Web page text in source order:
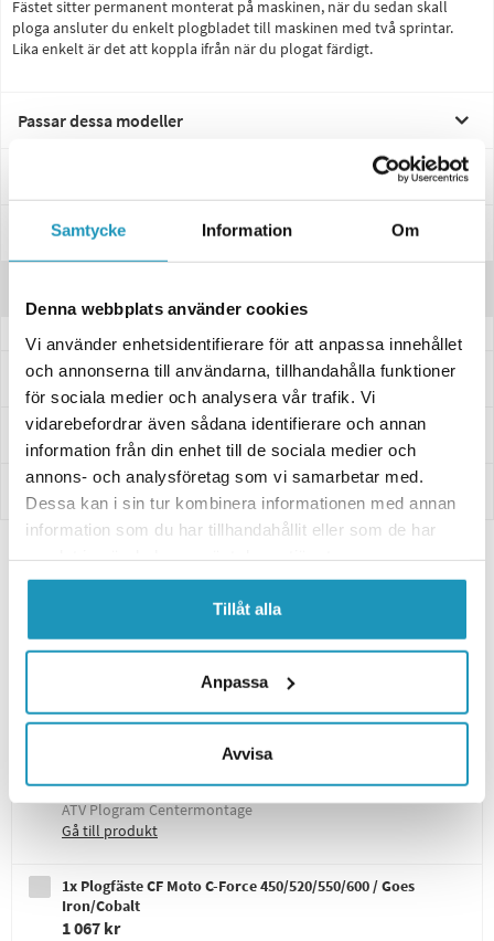
Samtycke Information Om
Denna webbplats använder cookies
Vi använder enhetsidentifierare för att anpassa innehållet
och annonserna till användarna, tillhandahålla funktioner
för sociala medier och analysera vår trafik. Vi
vidarebefordrar även sådana identifierare och annan
information från din enhet till de sociala medier och
annons- och analysföretag som vi samarbetar med.
Dessa kan i sin tur kombinera informationen med annan
information som du har tillhandahållit eller som de har
Tillåt alla
Anpassa
Avvisa
Fästet sitter permanent monterat på maskinen, när du sedan skall
ploga ansluter du enkelt plogbladet till maskinen med två sprintar.
Lika enkelt är det att koppla ifrån när du plogat färdigt.
Passar dessa modeller
Manualer & Guider
Frågor och svar
Leverans- & Returinformation
Betalning
1x ATV Plogblad 150cm IB
Bredd 150 cm, GEN II Klargult
Gå till produkt
1x ATV Plogram Centermontage IB
3 995 kr
ATV Plogram Centermontage
Gå till produkt
1x Plogfäste CF Moto C-Force 450/520/550/600 / Goes
Iron/Cobalt
1 067 kr